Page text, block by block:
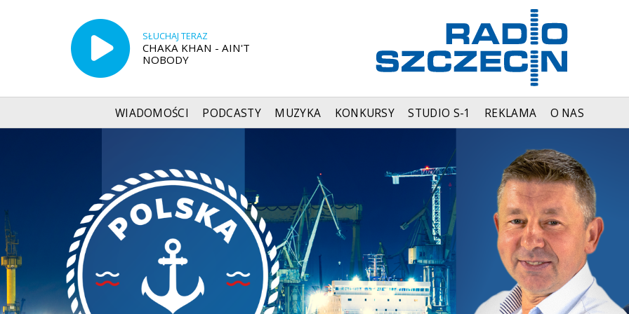
SŁUCHAJ TERAZ
CHAKA KHAN - AIN'T
NOBODY
WIADOMOŚCI PODCASTY MUZYKA KONKURSY STUDIO S-1 REKLAMA O NAS